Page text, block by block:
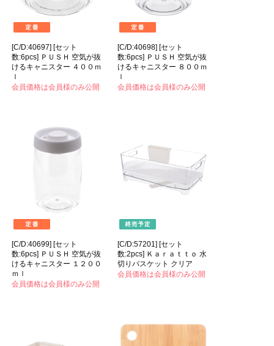
[C/D:40697] [セット
数:6pcs] ＰＵＳＨ 空気が抜
けるキャニスター ４００ｍ
ｌ
会員価格は会員様のみ公開
[C/D:40698] [セット
数:6pcs] ＰＵＳＨ 空気が抜
けるキャニスター ８００ｍ
ｌ
会員価格は会員様のみ公開
[C/D:40699] [セット
数:6pcs] ＰＵＳＨ 空気が抜
けるキャニスター １２００
ｍｌ
会員価格は会員様のみ公開
[C/D:57201] [セット
数:2pcs] Ｋａｒａｔｔｏ 水
切りバスケット クリア
会員価格は会員様のみ公開